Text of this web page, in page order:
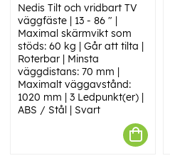
Nedis Tilt och vridbart TV
väggfäste | 13 - 86 " |
Maximal skärmvikt som
stöds: 60 kg | Går att tilta |
Roterbar | Minsta
väggdistans: 70 mm |
Maximalt väggavstånd:
1020 mm | 3 Ledpunkt(er) |
ABS / Stål | Svart